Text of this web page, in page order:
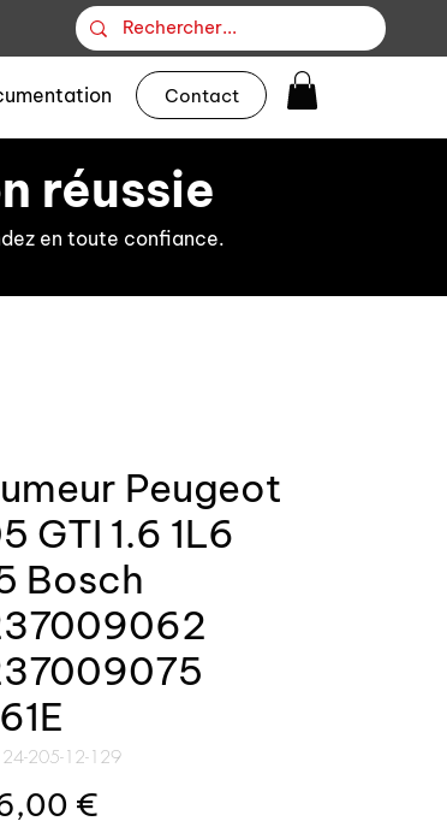
Contact
réussie
en toute confiance.
Peugeot
GTI 1.6 1L6
Bosch
205-12-129
€